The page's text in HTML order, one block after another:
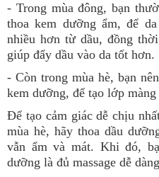
- Trong mùa đông, bạn
thoa kem dưỡng ẩm, để
nhiều hơn từ dầu, đồng
giúp đẩy dầu vào da tốt hơn.
- Còn trong mùa hè, bạn
kem dưỡng, để tạo lớp
Để tạo cảm giác dễ chịu
mùa hè, hãy thoa dầu
vẫn ẩm và mát. Khi đó,
dưỡng là đủ massage dễ